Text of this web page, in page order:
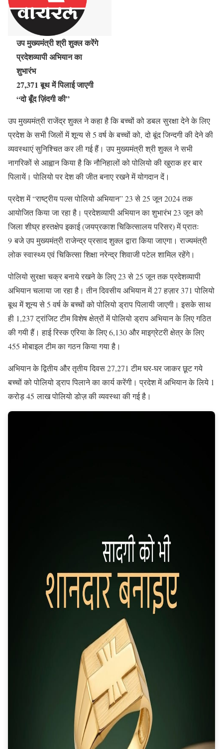
उप मुख्यमंत्री श्री शुक्ल करेंगे
प्रदेशव्यापी अभियान का
शुभारंभ
27,371 बूथ में पिलाई जाएगी
“दो बूँद ज़िंदगी की”
उप मुख्यमंत्री राजेंद्र शुक्ल ने कहा है कि बच्चों को डबल सुरक्षा देने के लिए
प्रदेश के सभी जिलों में शून्य से 5 वर्ष के बच्चों को, दो बूंद जिन्दगी की देने की
व्यवस्थाएं सुनिश्चित कर ली गई हैं। उप मुख्यमंत्री श्री शुक्ल ने सभी
नागरिकों से आह्वान किया है कि नौनिहालों को पोलियो की खुराक हर बार
पिलायें। पोलियो पर देश की जीत बनाए रखने में योगदान दें।
प्रदेश में “राष्ट्रीय पल्स पोलियो अभियान” 23 से 25 जून 2024 तक
आयोजित किया जा रहा है। प्रदेशव्यापी अभियान का शुभारंभ 23 जून को
जिला शीघ्र हस्तक्षेप इकाई (जयप्रकाश चिकित्सालय परिसर) में प्रातः
9 बजे उप मुख्यमंत्री राजेन्द्र प्रसाद शुक्ल द्वारा किया जाएगा। राज्यमंत्री
लोक स्वास्थ्य एवं चिकित्सा शिक्षा नरेन्द्र शिवाजी पटेल शामिल रहेंगे।
पोलियो सुरक्षा चक्र बनाये रखने के लिए 23 से 25 जून तक प्रदेशव्यापी
अभियान चलाया जा रहा है। तीन दिवसीय अभियान में 27 हज़ार 371 पोलियो
बूथ में शून्य से 5 वर्ष के बच्चों को पोलियो ड्राप पिलायी जाएगी। इसके साथ
ही 1,237 ट्रांजिट टीम विशेष क्षेत्रों में पोलियो ड्राप अभियान के लिए गठित
की गयी हैं। हाई रिस्क एरिया के लिए 6,130 और माइग्रेटरी क्षेत्र के लिए
455 मोबाइल टीम का गठन किया गया है।
अभियान के द्वितीय और तृतीय दिवस 27,271 टीम घर-घर जाकर छूट गये
बच्चों को पोलियो ड्राप पिलाने का कार्य करेंगी। प्रदेश में अभियान के लिये 1
करोड़ 45 लाख पोलियो डोज़ की व्यवस्था की गई है।